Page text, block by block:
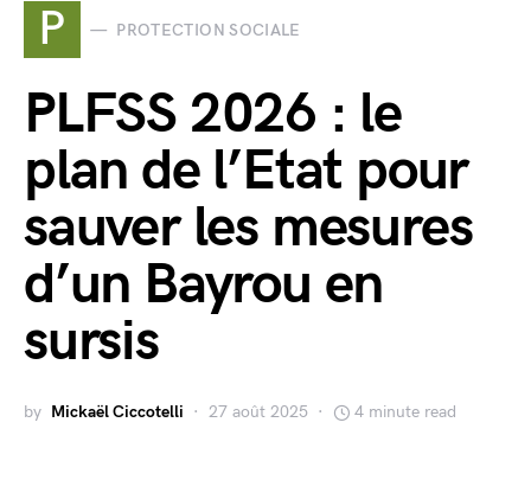
P PROTECTION SOCIALE
PLFSS 2026 : le
plan de l’Etat pour
sauver les mesures
d’un Bayrou en
sursis
by Mickaël Ciccotelli 27 août 2025 4 minute read